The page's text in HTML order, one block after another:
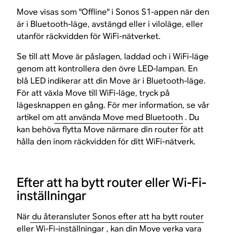
Move visas som "Offline" i Sonos S1-appen när den
är i Bluetooth-läge, avstängd eller i viloläge, eller
utanför räckvidden för WiFi-nätverket.
Se till att Move är påslagen, laddad och i WiFi-läge
genom att kontrollera den övre LED-lampan. En
blå LED indikerar att din Move är i Bluetooth-läge.
För att växla Move till WiFi-läge, tryck på
lägesknappen en gång. För mer information, se vår
artikel om att använda Move med Bluetooth. Du
kan behöva flytta Move närmare din router för att
hålla den inom räckvidden för ditt WiFi-nätverk.
Efter att ha bytt router eller Wi-Fi-
inställningar
Närdu återansluter Sonos efter att ha bytt router
eller Wi-Fi-inställningar , kan din Move verka vara